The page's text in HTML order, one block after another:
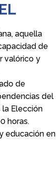
aquella
de
valórico y
de
del
Elección
horas.
educación en